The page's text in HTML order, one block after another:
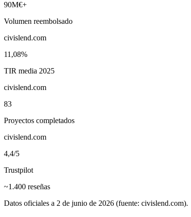
90M€+
Volumen reembolsado
civislend.com
11,08%
TIR media 2025
civislend.com
83
Proyectos completados
civislend.com
4,4/5
Trustpilot
~1.400 reseñas
Datos oficiales a 2 de junio de 2026 (fuente: civislend.com).